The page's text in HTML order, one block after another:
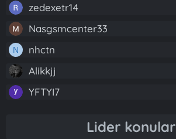
zedexetr14
Nasgsmcenter33
N nhctn
Alikkjj
YFTYI7
Lider konular